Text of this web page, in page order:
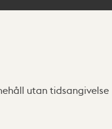
utan tidsangivelse